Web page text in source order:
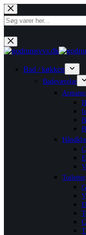
Fortsæt
til
indhold
Ingen
resultater
Bad / køkken
Badeværelse